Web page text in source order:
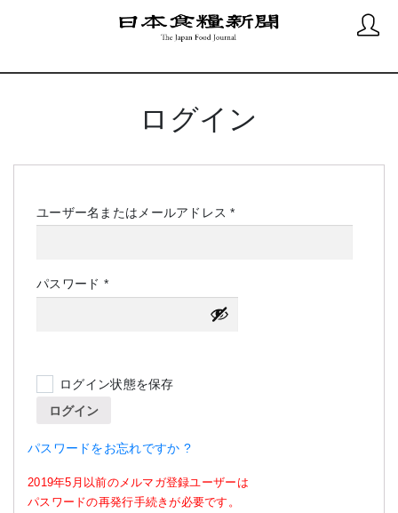
ログイン
ユーザー名またはメールアドレス*必
パスワード *必
須
ログイン状態を保存
ログイン
パスワードをお忘れですか ?
2019年5月以前のメルマガ登録ユーザーは
パスワードの再発行手続きが必要です。